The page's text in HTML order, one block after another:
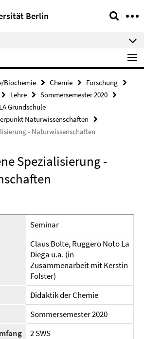
Berlin
Biochemie Chemie
Forschung
Lehre
Sommersemester 2020
Grundschule
Naturwissenschaften
- Naturwissenschaften
Spezialisierung -
Seminar
Claus Bolte, Ruggero Noto La
Diega u.a. (in
Zusammenarbeit mit Kerstin
Folster)
Didaktik der Chemie
Sommersemester 2020
2 SWS